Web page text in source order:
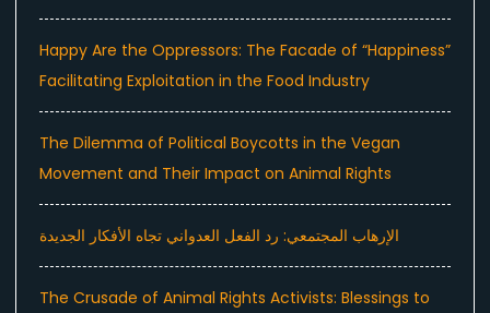
Happy Are the Oppressors: The Facade of “Happiness”
Facilitating Exploitation in the Food Industry
The Dilemma of Political Boycotts in the Vegan
Movement and Their Impact on Animal Rights
الإرهاب المجتمعي: رد الفعل العدواني تجاه الأفكار الجديدة
The Crusade of Animal Rights Activists: Blessings to